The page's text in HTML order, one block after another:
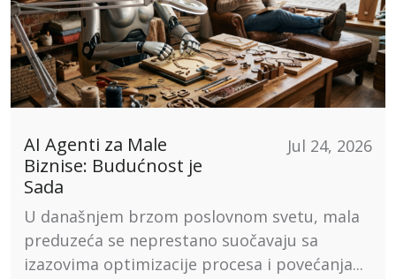
AI Agenti za Male
Biznise: Budućnost je
Sada
Jul 24, 2026
U današnjem brzom poslovnom svetu, mala
preduzeća se neprestano suočavaju sa
izazovima optimizacije procesa i povećanja...